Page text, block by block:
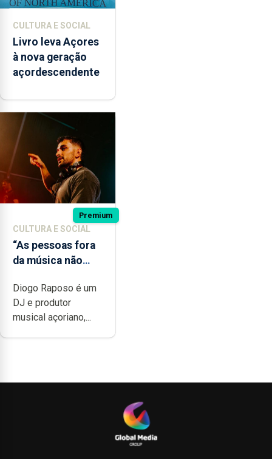
CULTURA E SOCIAL
Livro leva Açores
à nova geração
açordescendente
Premium
CULTURA E SOCIAL
“As pessoas fora
da música não
quão difícil é
produzir uma
música”
Diogo Raposo é um
DJ e produtor
musical açoriano,...